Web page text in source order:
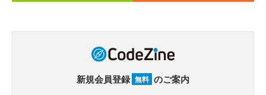
新規会員登録 無料 のご案内